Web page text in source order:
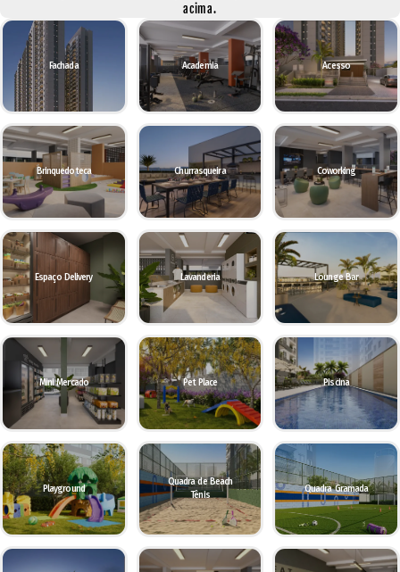
acima.
Fachada Academia Acesso
Brinquedoteca Churrasqueira Coworking
Espaço Delivery Lavanderia Lounge Bar
Mini Mercado Pet Place Piscina
Playground
Quadra de Beach
Tênis
Quadra Gramada